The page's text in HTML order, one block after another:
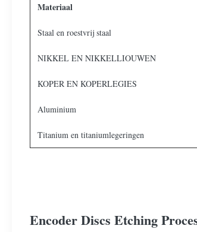
Materiaal
Staal en roestvrij staal
NIKKEL EN NIKKELLIOUWEN
KOPER EN KOPERLEGIES
Aluminium
Titanium en titaniumlegeringen
Encoder Discs Etching